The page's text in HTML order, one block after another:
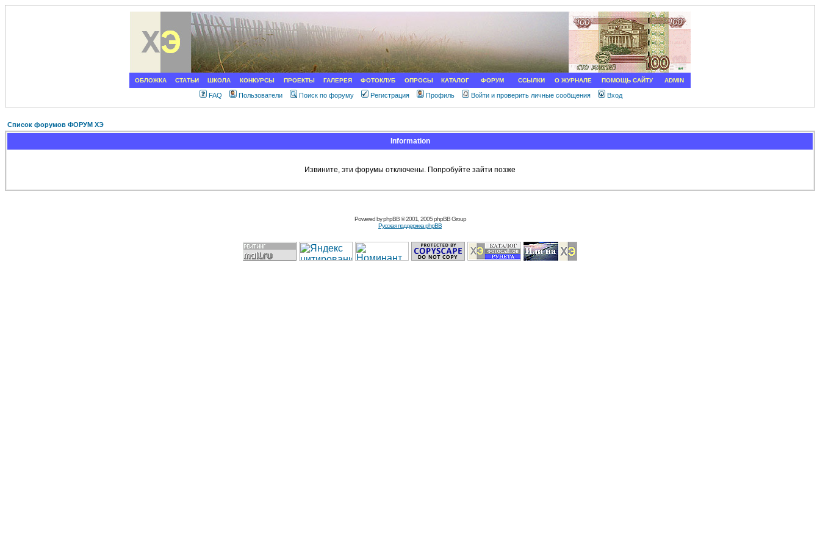
ОБЛОЖКА СТАТЬИ ШКОЛА КОНКУРСЫ ПРОЕКТЫ ГАЛЕРЕЯ ФОТОКЛУБ ОПРОСЫ КАТАЛОГ ФОРУМ ССЫЛКИ О ЖУРНАЛЕ ПОМОЩЬ САЙТУ ADMIN
FAQ Пользователи Поиск по форуму Регистрация Профиль Войти и проверить личные сообщения Вход
Список форумов ФОРУМ ХЭ
Information
Извините, эти форумы отключены. Попробуйте зайти позже
Powered byphpBB© 2001, 2005 phpBB Group
Русская поддержка phpBB